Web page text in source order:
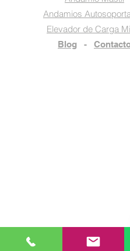
Andamios
Elevador de Carga
Blog -